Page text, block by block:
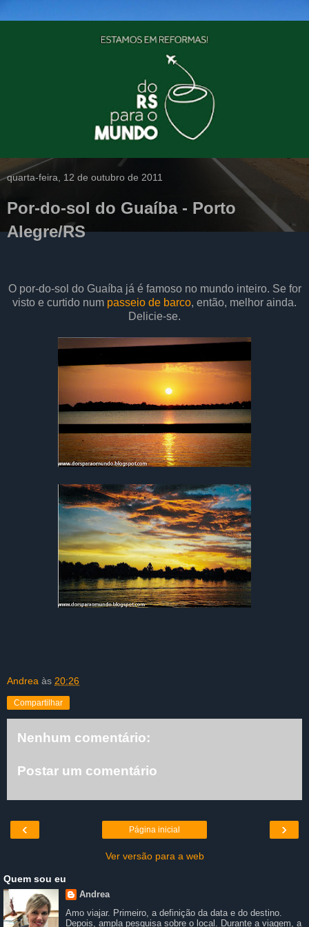
quarta-feira, 12 de outubro de 2011
Por-do-sol do Guaíba - Porto
Alegre/RS
O por-do-sol do Guaíba já é famoso no mundo inteiro. Se for
visto e curtido num passeio de barco, então, melhor ainda.
Delicie-se.
Andrea às 20:26
Compartilhar
Nenhum comentário:
Postar um comentário
‹ ›
Página inicial
Ver versão para a web
Quem sou eu
Andrea
Amo viajar. Primeiro, a definição da data e do destino.
Depois, ampla pesquisa sobre o local. Durante a viagem, a